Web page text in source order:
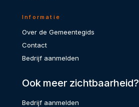
Informatie
Over de Gemeentegids
Contact
Bedrijf aanmelden
Ook meer zichtbaarheid?
Bedrijf aanmelden